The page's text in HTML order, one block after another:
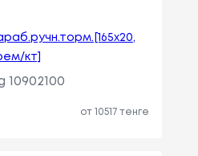
кт]
10902100
от 10517 тенге